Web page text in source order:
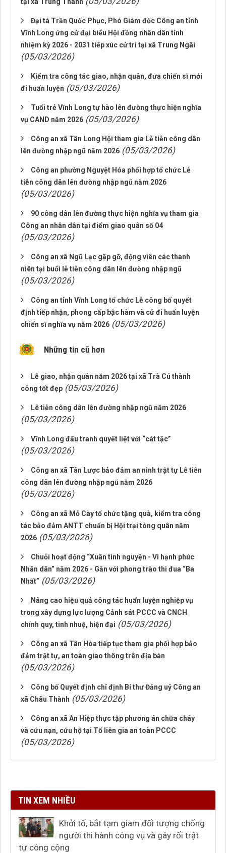
Đại tá Trần Quốc Phục, Phó Giám đốc Công an tỉnh
Vĩnh Long ứng cử đại biểu Hội đồng nhân dân tỉnh
nhiệm kỳ 2026 - 2031 tiếp xúc cử tri tại xã Trung Ngãi
(05/03/2026)
Kiểm tra công tác giao, nhận quân, đưa chiến sĩ mới
đi huấn luyện (05/03/2026)
Tuổi trẻ Vĩnh Long tự hào lên đường thực hiện nghĩa
vụ CAND năm 2026 (05/03/2026)
Công an xã Tân Long Hội tham gia Lễ tiễn công dân
lên đường nhập ngũ năm 2026 (05/03/2026)
Công an phường Nguyệt Hóa phối hợp tổ chức Lễ
tiễn công dân lên đường nhập ngũ năm 2026
(05/03/2026)
90 công dân lên đường thực hiện nghĩa vụ tham gia
Công an nhân dân tại điểm giao quân số 04
(05/03/2026)
Công an xã Ngũ Lạc gặp gỡ, động viên các thanh
niên tại buổi lễ tiễn công dân lên đường nhập ngũ
(05/03/2026)
Công an tỉnh Vĩnh Long tổ chức Lễ công bố quyết
định tiếp nhận, phong cấp bậc hàm và cử đi huấn luyện
chiến sĩ nghĩa vụ năm 2026 (05/03/2026)
Những tin cũ hơn
Lễ giao, nhận quân năm 2026 tại xã Trà Cú thành
công tốt đẹp (05/03/2026)
Lê tiễn công dân lên đường nhập ngũ năm 2026
(05/03/2026)
Vĩnh Long đấu tranh quyết liệt với “cát tặc”
(05/03/2026)
Công an xã Tân Lược bảo đảm an ninh trật tự Lễ tiễn
công dân lên đường nhập ngũ năm 2026
(05/03/2026)
Công an xã Mỏ Cày tổ chức tặng quà, kiểm tra công
tác bảo đảm ANTT chuẩn bị Hội trại tòng quân năm
2026 (05/03/2026)
Chuỗi hoạt động “Xuân tình nguyện - Vì hạnh phúc
Nhân dân” năm 2026 - Gắn với phong trào thi đua “Ba
Nhất” (05/03/2026)
Nâng cao hiệu quả công tác huấn luyện nghiệp vụ
trong xây dựng lực lượng Cảnh sát PCCC và CNCH
chính quy, tinh nhuệ, hiện đại (05/03/2026)
Công an xã Tân Hòa tiếp tục tham gia phối hợp bảo
đảm trật tự, an toàn giao thông trên địa bàn
(05/03/2026)
Công bố Quyết định chỉ định Bí thư Đảng uỷ Công an
xã Châu Thành (05/03/2026)
Công an xã An Hiệp thực tập phương án chữa cháy
và cứu nạn, cứu hộ tại Tổ liên gia an toàn PCCC
(05/03/2026)
TIN XEM NHIỀU
Khởi tố, bắt tạm giam đối tượng chống
người thi hành công vụ và gây rối trật
tự công cộng